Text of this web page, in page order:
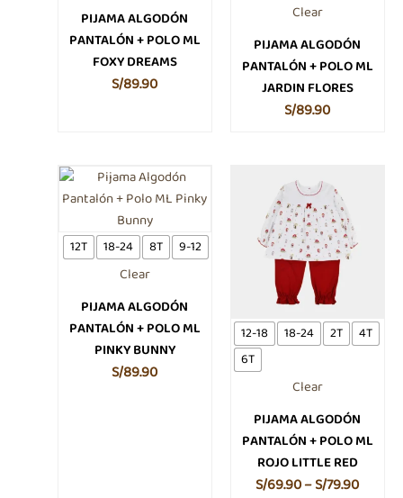
PIJAMA ALGODÓN
PANTALÓN + POLO ML
FOXY DREAMS
S/89.90
en
la
página
de
Clear
PIJAMA ALGODÓN
PANTALÓN + POLO ML
JARDIN FLORES
S/89.90
la
página
de
producto
12T 18-24 8T 9-12
Clear
PIJAMA ALGODÓN
PANTALÓN + POLO ML
PINKY BUNNY
S/89.90
Este
producto
múltiples
variantes.
opciones
se
pueden
elegir
12-18 18-24 2T
4T
6T
Clear
PIJAMA ALGODÓN
PANTALÓN + POLO ML
ROJO LITTLE RED
S/69.90–S/79.90
se
pueden
la
página